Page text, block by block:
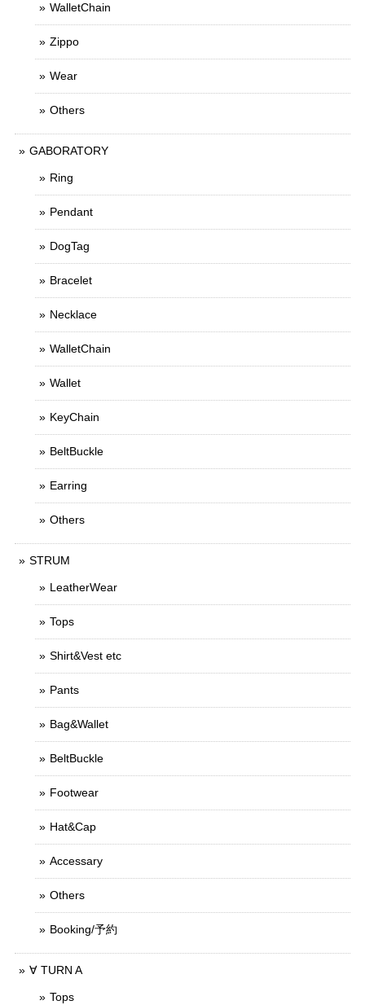
WalletChain
Zippo
Wear
Others
GABORATORY
Ring
Pendant
DogTag
Bracelet
Necklace
WalletChain
Wallet
KeyChain
BeltBuckle
Earring
Others
STRUM
LeatherWear
Tops
Shirt&Vest etc
Pants
Bag&Wallet
BeltBuckle
Footwear
Hat&Cap
Accessary
Others
Booking/予約
∀ TURN A
Tops